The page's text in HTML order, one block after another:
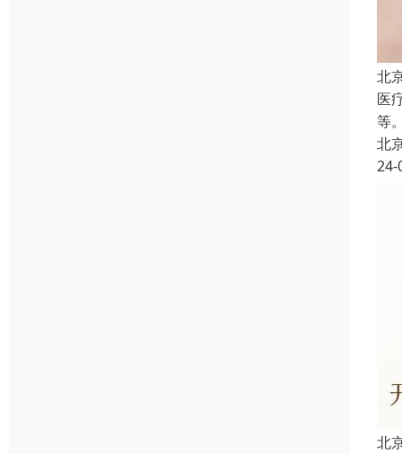
北
医
等
北
24-
北